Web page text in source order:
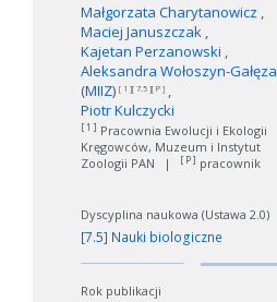
Małgorzata Charytanowicz
Maciej Januszczak
Kajetan Perzanowski
Aleksandra Wołoszyn-Gałęza
(MIIZ) [ 1 ][ 7.5 ][ P ]
Piotr Kulczycki
[ 1 ] Pracownia Ewolucji i Ekologii
Kręgowców, Muzeum i Instytut
Zoologii PAN
| [ P ] pracownik
Dyscyplina naukowa (Ustawa 2.0)
[7.5] Nauki biologiczne
Rok publikacji